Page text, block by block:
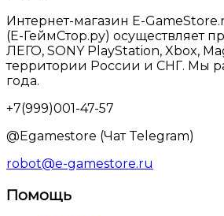
Интернет-магазин E-
(Е-ГеймСтор.ру) осуществляет
ЛЕГО, SONY PlayStation, Xbox,
территории России и СНГ. Мы
года.
+7(999)001-47-57
@Egamestore (Чат Telegram)
robot@e-gamestore.ru
Помощь